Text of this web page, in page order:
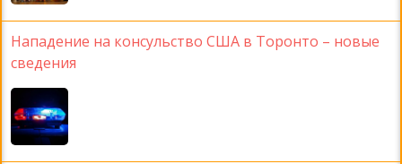
Нападение на консульство США в Торонто – новые
сведения